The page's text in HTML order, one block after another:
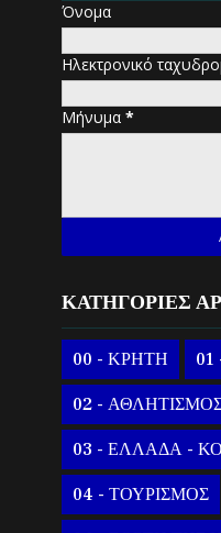
Όνομα
Ηλεκτρονικό
Μήνυμα*
ΚΑΤΗΓΟΡΙΕΣ
00 - ΚΡΗΤΗ
02 -
03 - ΕΛΛΑΔΑ -
04 - ΤΟΥΡΙΣΜΟΣ